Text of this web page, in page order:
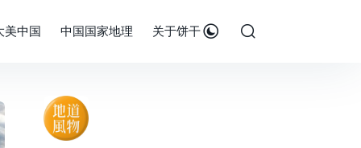
美中国 中国国家地理 关于饼干